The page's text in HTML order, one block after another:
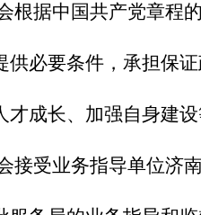
根据中国共产党章程
供必要条件，承担保
才成长、加强自身建设
接受业务指导单位济